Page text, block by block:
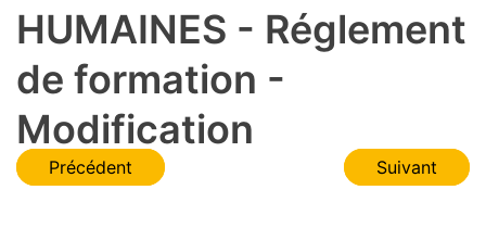
HUMAINES - Réglement
de formation -
Modification
Navigation
Précédent Suivant